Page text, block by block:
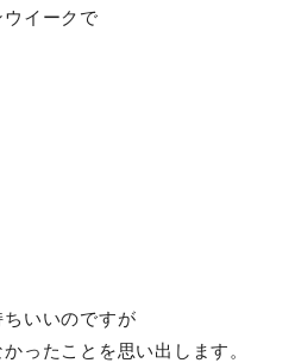
イークで
いいのですが
ったことを思い出します。